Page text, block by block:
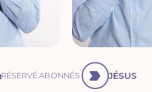
RÉSERVÉ ABONNÉS JÉSUS